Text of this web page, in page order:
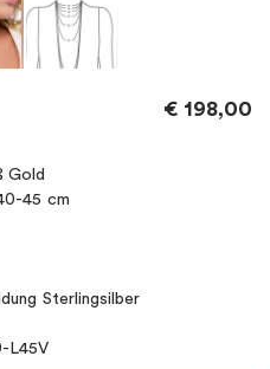
€ 198,00
Gold
45 cm
Sterlingsilber
L45V